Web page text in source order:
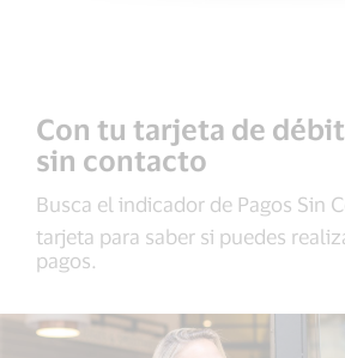
Con tu tarjeta de
sin contacto
Busca el indicador de Pagos Sin
tarjeta para saber si puedes
pagos.